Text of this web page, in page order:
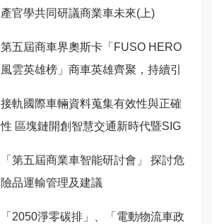
產官學共同研議商業車未來(上)
第五屆商車界奧斯卡「FUSO HERO
風雲英雄榜」商車英雄齊聚，持續引
接軌國際車輛資料蒐集有效性與正確
性 區塊鏈開創智慧交通新時代暨SIG
「第五屆商業車智能研討會」 探討危
險品運輸管理及建議
「2050淨零碳排」、「電動物流車政